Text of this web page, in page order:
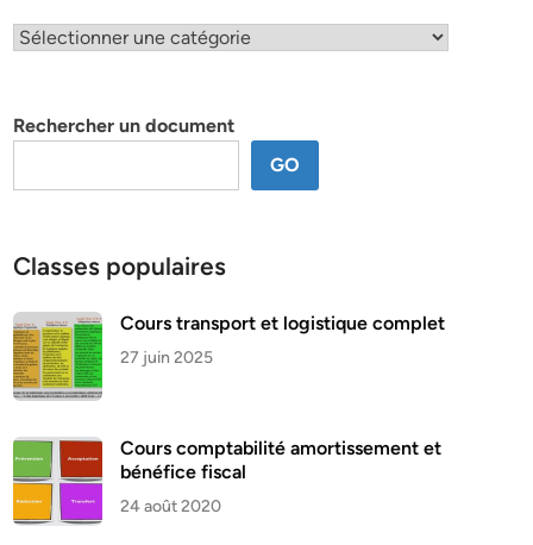
Classification
Rechercher un document
GO
Classes populaires
Cours transport et logistique complet
27 juin 2025
Cours comptabilité amortissement et
bénéfice fiscal
24 août 2020